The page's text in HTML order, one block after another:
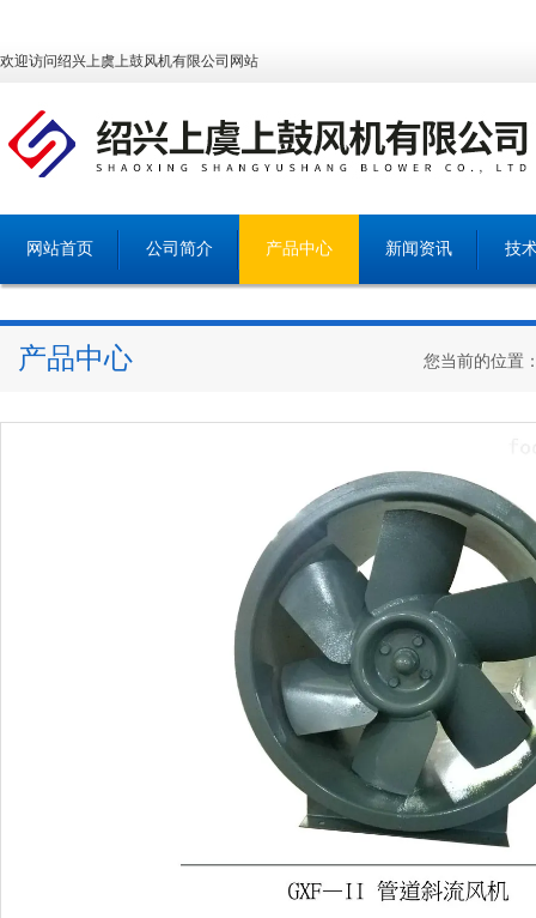
欢迎访问绍兴上虞上鼓风机有限公司网站
网站首页 公司简介 产品中心 新闻资讯 技
产品中心 您当前的位置